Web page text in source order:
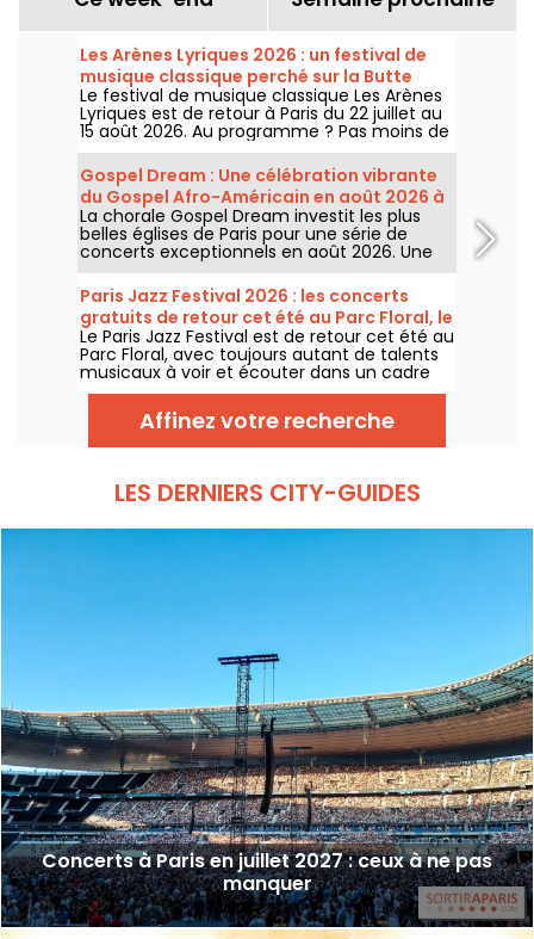
Les Arènes Lyriques 2026 : un festival de
musique classique perché sur la Butte
Montmartre
Le festival de musique classique Les Arènes
Lyriques est de retour à Paris du 22 juillet au
15 août 2026. Au programme ? Pas moins de
16 concerts donnés au sein des Arènes de
Montmartre, un cadre idyllique pour écouter
les grands classiques.
Gospel Dream : Une célébration vibrante
du Gospel Afro-Américain en août 2026 à
Paris
La chorale Gospel Dream investit les plus
belles églises de Paris pour une série de
concerts exceptionnels en août 2026. Une
expérience musicale unique qui célèbre
l'espoir, l'unité et la résilience à travers les
chants authentiques de l'Église Afro-
Américaine.
Paris Jazz Festival 2026 : les concerts
gratuits de retour cet été au Parc Floral, le
programme
Le Paris Jazz Festival est de retour cet été au
Parc Floral, avec toujours autant de talents
musicaux à voir et écouter dans un cadre
bucolique. Voici le programme des concerts
gratuits à découvrir du 24 juin au 6
septembre 2026 !
Affinez votre recherche
LES DERNIERS CITY-GUIDES
Concerts à Paris en juillet 2027 : ceux à ne pas
manquer